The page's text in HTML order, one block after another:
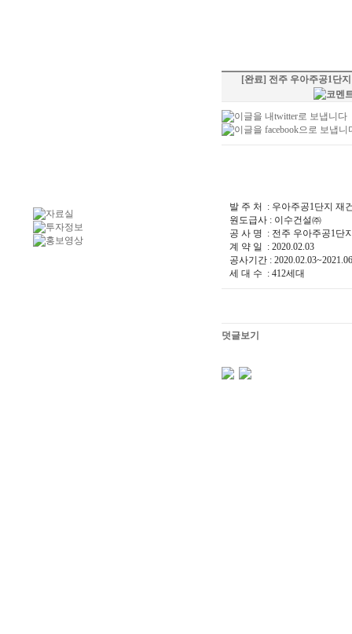
[완료] 전주 우아주공1단
발 주 처 : 우아주공1단지 재
원도급사 : 이수건설㈜
공 사 명 : 전주 우아주공1단
계 약 일 : 2020.02.03
공사기간 :
세 대 수 : 412세대
덧글보기